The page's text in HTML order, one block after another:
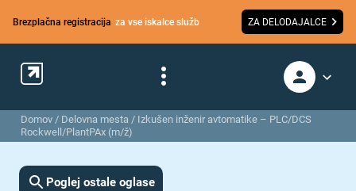
Brezplačna registracija za vse iskalce služb ZA DELODAJALCE
Domov / Delovna mesta / Izkušen inženir avtomatike – PLC/DCS
Rockwell/PlantPAx (m/ž)
Poglej ostale oglase